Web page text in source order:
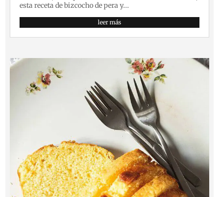
esta receta de bizcocho de pera y...
leer más